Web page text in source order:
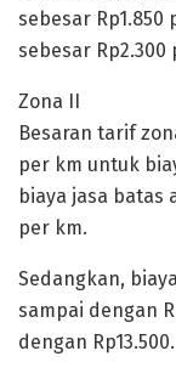
sebesar
sebesar Rp2.300
Zona II
Besaran tarif
per km untuk
biaya jasa batas
per km.
Sedangkan,
sampai dengan
dengan Rp13.500.